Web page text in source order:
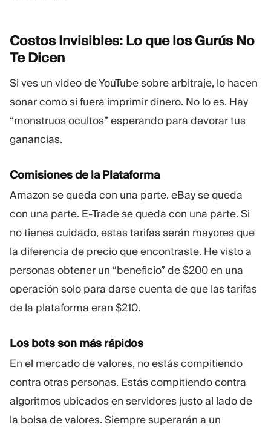
Costos Invisibles: Lo que los Gurús No
TeDicen
Si ves un video de YouTube sobre arbitraje, lo hacen
sonar como si fuera imprimir dinero. No lo es. Hay
“monstruos ocultos” esperando para devorar tus
ganancias.
Comisiones de la Plataforma
Amazon se queda con una parte. eBay se queda
con una parte. E-Trade se queda con una parte. Si
no tienes cuidado, estas tarifas serán mayores que
la diferencia de precio que encontraste. He visto a
personas obtener un “beneficio” de $200 en una
operación solo para darse cuenta de que las tarifas
de la plataforma eran $210.
Los bots son más rápidos
En el mercado de valores, no estás compitiendo
contra otras personas. Estás compitiendo contra
algoritmos ubicados en servidores justo al lado de
la bolsa de valores. Siempre superarán a un